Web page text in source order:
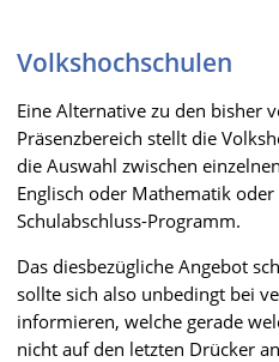
Volkshochschulen
Eine Alternative zu den bisher
Präsenzbereich stellt die
die Auswahl zwischen
Englisch oder Mathematik
Schulabschluss-Programm.
Das diesbezügliche Angebot
sollte sich also unbedingt bei
informieren, welche gerade
nicht auf den letzten Drücker